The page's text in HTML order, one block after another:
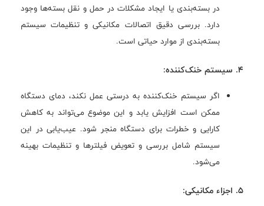
در بسته‌بندی یا ایجاد مشکلات در حمل و نقل بسته‌ها وجود
دارد. بررسی دقیق اتصالات مکانیکی و تنظیمات سیستم
بسته‌بندی از موارد حیاتی است.
4. سیستم خنک‌کننده:
اگر سیستم خنک‌کننده به درستی عمل نکند، دمای دستگاه
ممکن است افزایش یابد و این موضوع می‌تواند به کاهش
کارایی و خطرات برای دستگاه منجر شود. عیب‌یابی در این
سیستم شامل بررسی و تعویض فیلترها و تنظیمات بهینه
می‌شود.
5. اجزاء مکانیکی: